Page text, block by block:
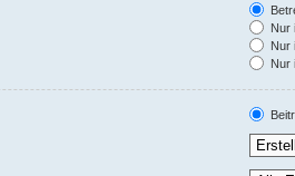
Nur
Nur
Nur